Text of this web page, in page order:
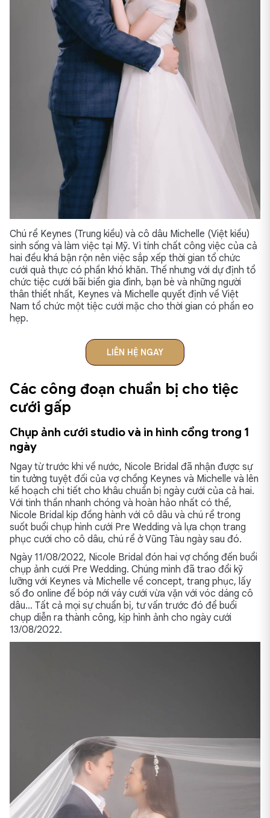
Chú rể Keynes (Trung kiều) và cô dâu Michelle (Việt kiều)
sinh sống và làm việc tại Mỹ. Vì tính chất công việc của cả
hai đều khá bận rộn nên việc sắp xếp thời gian tổ chức
cưới quả thực có phần khó khăn. Thế nhưng với dự định tổ
chức tiệc cưới bãi biển gia đình, bạn bè và những người
thân thiết nhất, Keynes và Michelle quyết định về Việt
Nam tổ chức một tiệc cưới mặc cho thời gian có phần eo
hẹp.
LIÊN HỆ NGAY
Các công đoạn chuẩn bị cho tiệc
cưới gấp
Chụp ảnh cưới studio và in hình cổng trong 1
ngày
Ngay từ trước khi về nước, Nicole Bridal đã nhận được sự
tin tưởng tuyệt đối của vợ chồng Keynes và Michelle và lên
kế hoạch chi tiết cho khâu chuẩn bị ngày cưới của cả hai.
Với tinh thần nhanh chóng và hoàn hảo nhất có thể,
Nicole Bridal kịp đồng hành với cô dâu và chú rể trong
suốt buổi chụp hình cưới Pre Wedding và lựa chọn trang
phục cưới cho cô dâu, chú rể ở Vũng Tàu ngày sau đó.
Ngày 11/08/2022, Nicole Bridal đón hai vợ chồng đến buổi
chụp ảnh cưới Pre Wedding. Chúng mình đã trao đổi kỹ
lưỡng với Keynes và Michelle về concept, trang phục, lấy
số đo online để bóp nới váy cưới vừa vặn với vóc dáng cô
dâu… Tất cả mọi sự chuẩn bị, tư vấn trước đó để buổi
chụp diễn ra thành công, kịp hình ảnh cho ngày cưới
13/08/2022.